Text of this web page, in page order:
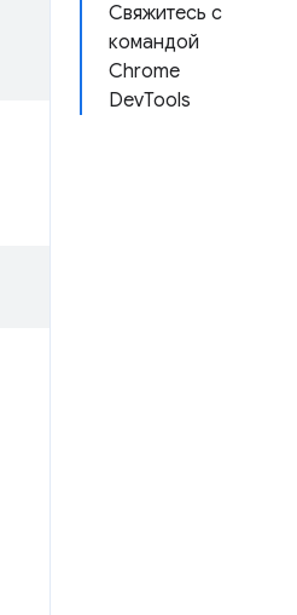
Свяжитесь с
командой
Chrome
DevTools